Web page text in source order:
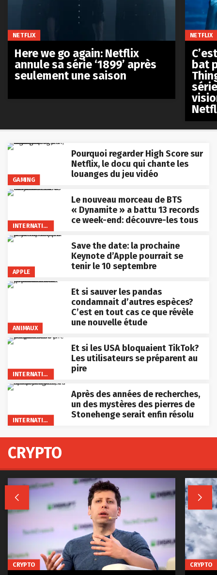
GAMING
Pourquoi regarder High Score sur
Netflix, le docu qui chante les
louanges du jeu vidéo
INTERNATIONAL
Le nouveau morceau de BTS
« Dynamite » a battu 13 records
ce week-end: découvre-les tous
APPLE
Save the date: la prochaine
Keynote d’Apple pourrait se
tenir le 10 septembre
ANIMAUX
Et si sauver les pandas
condamnait d’autres espèces?
C’est en tout cas ce que révèle
une nouvelle étude
INTERNATIONAL
Et si les USA bloquaient TikTok?
Les utilisateurs se préparent au
pire
INTERNATIONAL
Après des années de recherches,
un des mystères des pierres de
Stonehenge serait enfin résolu
NETFLIX
Here we go again: Netflix
annule sa série ‘1899’ après
seulement une saison
NETFLIX
bat
CRYPTO
 
CRYPTO CRYPTO